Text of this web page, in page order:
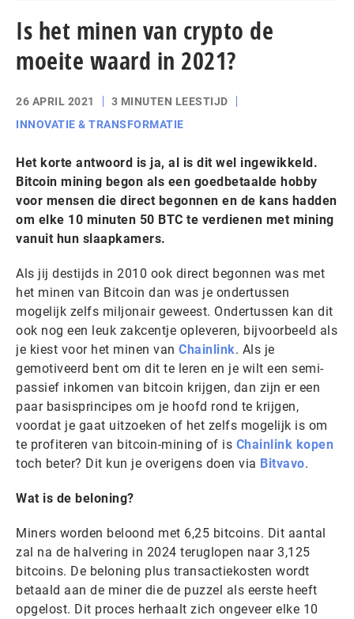
Is het minen van crypto de
moeite waard in 2021?
26 APRIL 2021
3 MINUTEN LEESTIJD
INNOVATIE & TRANSFORMATIE
Het korte antwoord is ja, al is dit wel ingewikkeld.
Bitcoin mining begon als een goedbetaalde hobby
voor mensen die direct begonnen en de kans hadden
om elke 10 minuten 50 BTC te verdienen met mining
vanuit hun slaapkamers.
Als jij destijds in 2010 ook direct begonnen was met
het minen van Bitcoin dan was je ondertussen
mogelijk zelfs miljonair geweest. Ondertussen kan dit
ook nog een leuk zakcentje opleveren, bijvoorbeeld als
je kiest voor het minen van Chainlink. Als je
gemotiveerd bent om dit te leren en je wilt een semi-
passief inkomen van bitcoin krijgen, dan zijn er een
paar basisprincipes om je hoofd rond te krijgen,
voordat je gaat uitzoeken of het zelfs mogelijk is om
te profiteren van bitcoin-mining of is Chainlink kopen
toch beter? Dit kun je overigens doen via Bitvavo.
Wat is de beloning?
Miners worden beloond met 6,25 bitcoins. Dit aantal
zal na de halvering in 2024 teruglopen naar 3,125
bitcoins. De beloning plus transactiekosten wordt
betaald aan de miner die de puzzel als eerste heeft
opgelost. Dit proces herhaalt zich ongeveer elke 10